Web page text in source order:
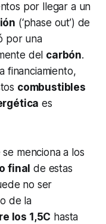
por llegar a un
(‘phase out’) de
por una
del carbón.
financiamiento,
combustibles
es
menciona a los
final de estas
no ser
de la
los 1,5C hasta